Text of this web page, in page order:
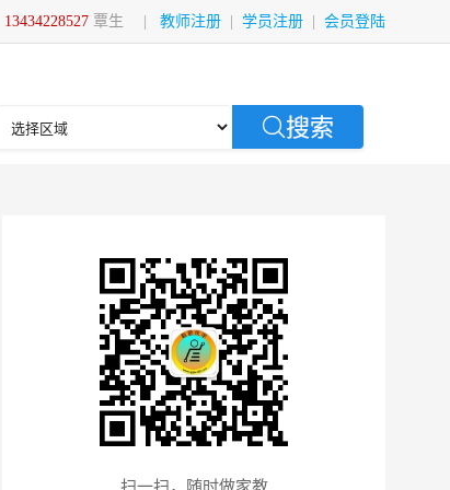
13434228527 覃生 教师注册 学员注册 会员登陆
搜索